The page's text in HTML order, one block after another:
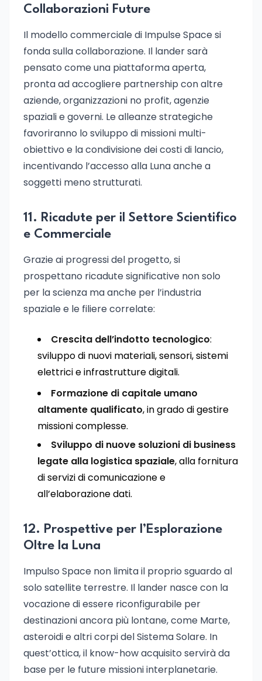
Collaborazioni Future
Il modello commerciale di Impulse Space si
fonda sulla collaborazione. Il lander sarà
pensato come una piattaforma aperta,
pronta ad accogliere partnership con altre
aziende, organizzazioni no profit, agenzie
spaziali e governi. Le alleanze strategiche
favoriranno lo sviluppo di missioni multi-
obiettivo e la condivisione dei costi di lancio,
incentivando l’accesso alla Luna anche a
soggetti meno strutturati.
11. Ricadute per il Settore Scientifico
e Commerciale
Grazie ai progressi del progetto, si
prospettano ricadute significative non solo
per la scienza ma anche per l’industria
spaziale e le filiere correlate:
Crescita dell’indotto tecnologico:
sviluppo di nuovi materiali, sensori, sistemi
elettrici e infrastrutture digitali.
Formazione di capitale umano
altamente qualificato, in grado di gestire
missioni complesse.
Sviluppo di nuove soluzioni di business
legate alla logistica spaziale, alla fornitura
di servizi di comunicazione e
all’elaborazione dati.
12. Prospettive per l’Esplorazione
Oltre la Luna
Impulso Space non limita il proprio sguardo al
solo satellite terrestre. Il lander nasce con la
vocazione di essere riconfigurabile per
destinazioni ancora più lontane, come Marte,
asteroidi e altri corpi del Sistema Solare. In
quest’ottica, il know-how acquisito servirà da
base per le future missioni interplanetarie.